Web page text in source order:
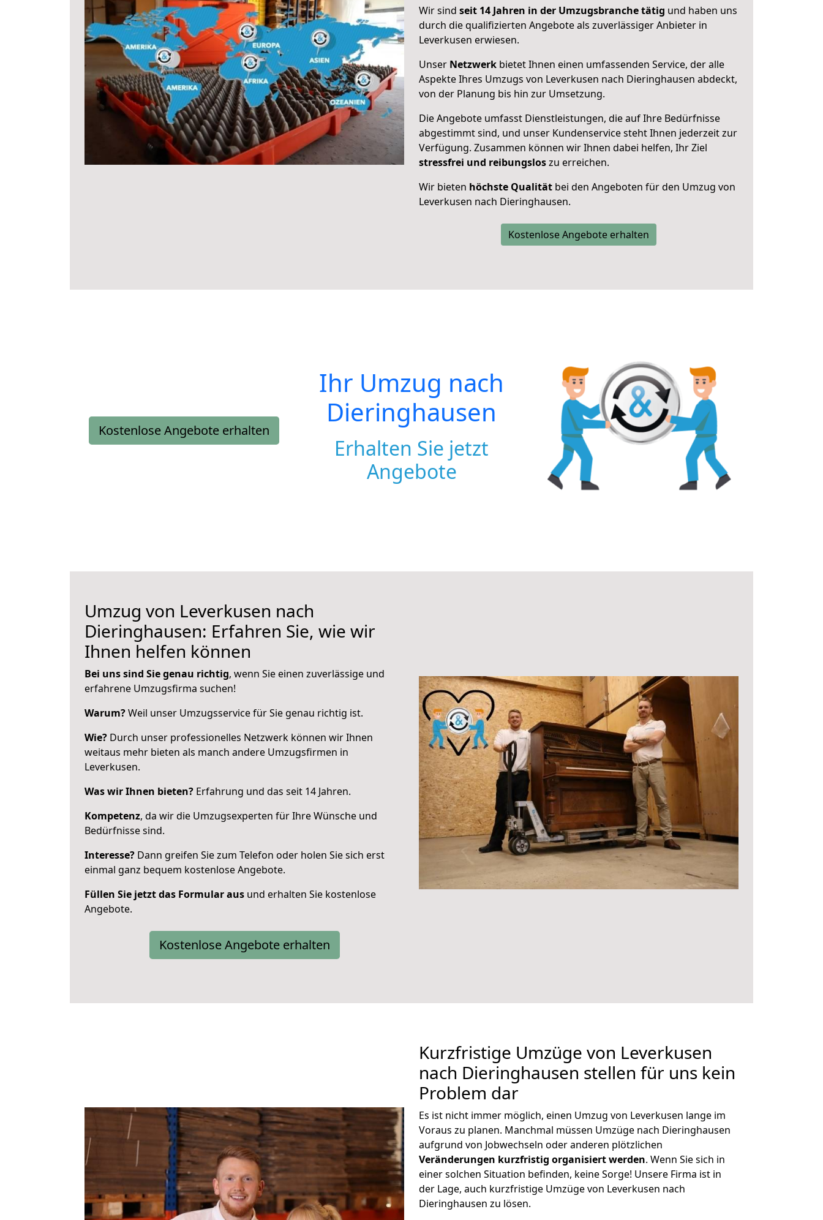
Wir sind seit 14 Jahren in der Umzugsbranche tätig und haben uns
durch die qualifizierten Angebote als zuverlässiger Anbieter in
Leverkusen erwiesen.
Unser Netzwerk bietet Ihnen einen umfassenden Service, der alle
Aspekte Ihres Umzugs von Leverkusen nach Dieringhausen abdeckt,
von der Planung bis hin zur Umsetzung.
Die Angebote umfasst Dienstleistungen, die auf Ihre Bedürfnisse
abgestimmt sind, und unser Kundenservice steht Ihnen jederzeit zur
Verfügung. Zusammen können wir Ihnen dabei helfen, Ihr Ziel
stressfrei und reibungsloszu erreichen.
Wir bieten höchste Qualität bei den Angeboten für den Umzug von
Leverkusen nach Dieringhausen.
Kostenlose Angebote erhalten
Kostenlose Angebote erhalten
Ihr Umzug nach
Dieringhausen
Erhalten Sie jetzt
Angebote
Umzug von Leverkusen nach
Dieringhausen: Erfahren Sie, wie wir
Ihnen helfen können
Bei uns sind Sie genau richtig, wenn Sie einen zuverlässige und
erfahrene Umzugsfirma suchen!
Warum?Weil unser Umzugsservice für Sie genau richtig ist.
Wie? Durch unser professionelles Netzwerk können wir Ihnen
weitaus mehr bieten als manch andere Umzugsfirmen in
Leverkusen.
Was wir Ihnen bieten? Erfahrung und das seit 14 Jahren.
Kompetenz, da wir die Umzugsexperten für Ihre Wünsche und
Bedürfnisse sind.
Interesse? Dann greifen Sie zum Telefon oder holen Sie sich erst
einmal ganz bequem kostenlose Angebote.
Füllen Sie jetzt das Formular aus und erhalten Sie kostenlose
Angebote.
Kostenlose Angebote erhalten
Kurzfristige Umzüge von Leverkusen
nach Dieringhausen stellen für uns kein
Problem dar
Es ist nicht immer möglich, einen Umzug von Leverkusen lange im
Voraus zu planen. Manchmal müssen Umzüge nach Dieringhausen
aufgrund von Jobwechseln oder anderen plötzlichen
Veränderungen kurzfristig organisiert werden. Wenn Sie sich in
einer solchen Situation befinden, keine Sorge! Unsere Firma ist in
der Lage, auch kurzfristige Umzüge von Leverkusen nach
Dieringhausen zu lösen.